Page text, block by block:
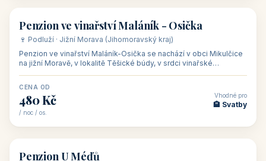
🏡 penzion
Penzion ve vinařství Maláník - Osička
🍷 Podluží · Jižní Morava (Jihomoravský kraj)
Penzion ve vinařství Maláník-Osička se nachází v obci Mikulčice
na jižní Moravě, v lokalitě Těšické búdy, v srdci vinařské
CENA OD
480 Kč
/ noc / os.
Vhodné pro
🏨 Svatby
🏡 penzion
Penzion U Méďů